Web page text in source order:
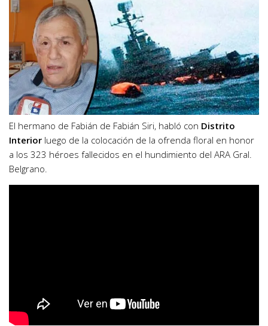
El hermano de Fabián de Fabián Siri, habló con Distrito
Interior luego de la colocación de la ofrenda floral en honor
a los 323 héroes fallecidos en el hundimiento del ARA Gral.
Belgrano.